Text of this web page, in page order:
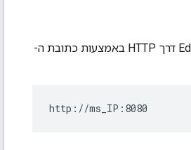
כברירת מחדל, TLS מושבת ל-Management API ואפשר לגשת ל-Edge management API דרך HTTP באמצעות כתובת ה-
http://ms_IP:8080